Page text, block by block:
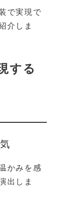
で実現で
介しま
する
かみを感
出しま